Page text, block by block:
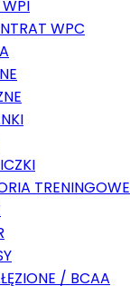
WPC
TRENINGOWE
/ BCAA